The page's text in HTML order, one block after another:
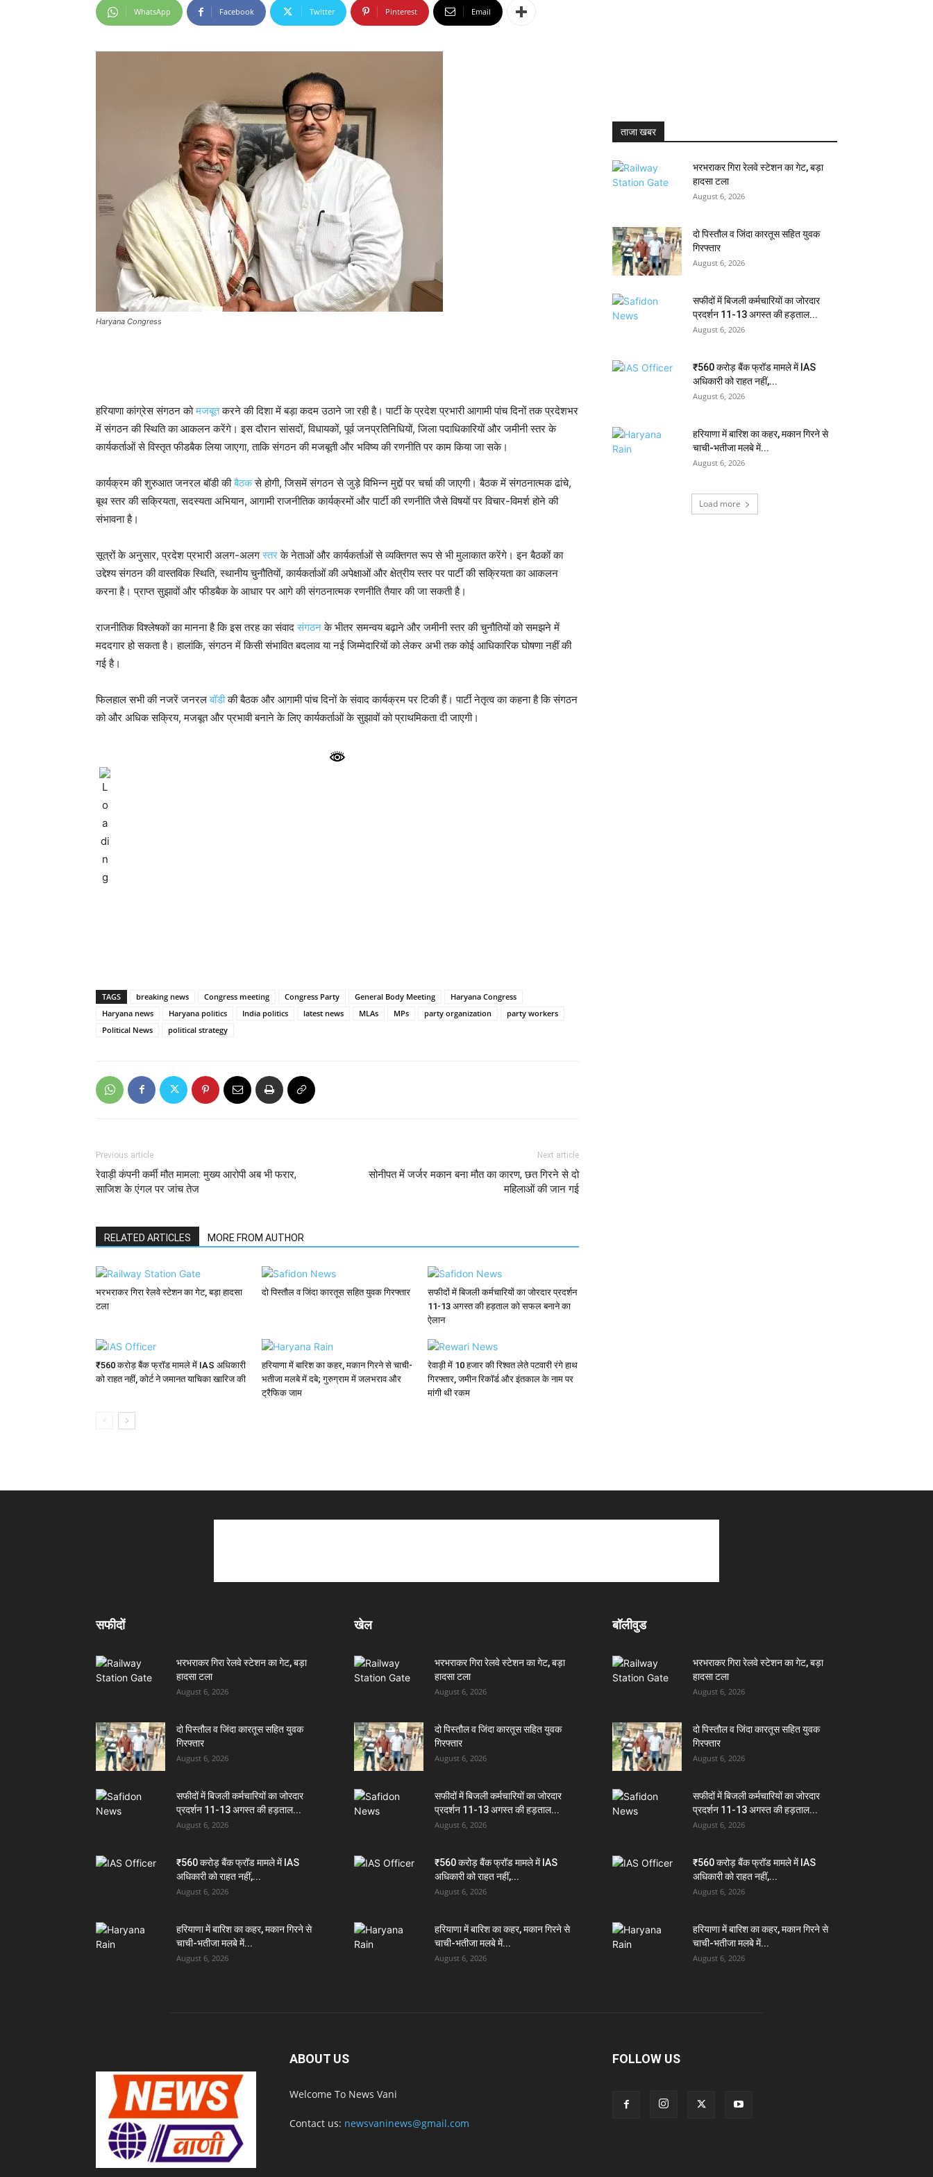
WhatsApp Facebook Twitter Pinterest Email
Haryana Congress
हरियाणा कांग्रेस संगठन कोमजबूतकरने की दिशा में बड़ा कदम उठाने जा रही है। पार्टी के प्रदेश प्रभारी आगामी पांच दिनों तक प्रदेशभर
में संगठन की स्थिति का आकलन करेंगे। इस दौरान सांसदों, विधायकों, पूर्व जनप्रतिनिधियों, जिला पदाधिकारियों और जमीनी स्तर के
कार्यकर्ताओं से विस्तृत फीडबैक लिया जाएगा, ताकि संगठन की मजबूती और भविष्य की रणनीति पर काम किया जा सके।
कार्यक्रम की शुरुआत जनरल बॉडी कीबैठकसे होगी, जिसमें संगठन से जुड़े विभिन्न मुद्दों पर चर्चा की जाएगी। बैठक में संगठनात्मक ढांचे,
बूथ स्तर की सक्रियता, सदस्यता अभियान, आगामी राजनीतिक कार्यक्रमों और पार्टी की रणनीति जैसे विषयों पर विचार-विमर्श होने की
संभावना है।
सूत्रों के अनुसार, प्रदेश प्रभारी अलग-अलगस्तरके नेताओं और कार्यकर्ताओं से व्यक्तिगत रूप से भी मुलाकात करेंगे। इन बैठकों का
उद्देश्य संगठन की वास्तविक स्थिति, स्थानीय चुनौतियों, कार्यकर्ताओं की अपेक्षाओं और क्षेत्रीय स्तर पर पार्टी की सक्रियता का आकलन
करना है। प्राप्त सुझावों और फीडबैक के आधार पर आगे की संगठनात्मक रणनीति तैयार की जा सकती है।
राजनीतिक विश्लेषकों का मानना है कि इस तरह का संवादसंगठनके भीतर समन्वय बढ़ाने और जमीनी स्तर की चुनौतियों को समझने में
मददगार हो सकता है। हालांकि, संगठन में किसी संभावित बदलाव या नई जिम्मेदारियों को लेकर अभी तक कोई आधिकारिक घोषणा नहीं की
गई है।
फिलहाल सभी की नजरें जनरलबॉडीकी बैठक और आगामी पांच दिनों के संवाद कार्यक्रम पर टिकी हैं। पार्टी नेतृत्व का कहना है कि संगठन
को और अधिक सक्रिय, मजबूत और प्रभावी बनाने के लिए कार्यकर्ताओं के सुझावों को प्राथमिकता दी जाएगी।
TAGS breaking news Congress meeting Congress Party General Body Meeting
Haryana Congress
Haryana news
Haryana politics India politics latest news MLAs MPs party organization
party workers
Political News
political strategy
Previous article
रेवाड़ी कंपनी कर्मी मौत मामला: मुख्य आरोपी अब भी फरार,
साजिश के एंगल पर जांच तेज
Next article
सोनीपत में जर्जर मकान बना मौत का कारण, छत गिरने से दो
महिलाओं की जान गई
RELATED ARTICLES MORE FROM AUTHOR
भरभराकर गिरा रेलवे स्टेशन का गेट, बड़ा हादसा
टला
दो पिस्तौल व जिंदा कारतूस सहित युवक गिरफ्तार
सफीदों में बिजली कर्मचारियों का जोरदार प्रदर्शन
11-13 अगस्त की हड़ताल को सफल बनाने का
ऐलान
₹560 करोड़ बैंक फ्रॉड मामले में IAS अधिकारी
को राहत नहीं, कोर्ट ने जमानत याचिका खारिज की
हरियाणा में बारिश का कहर, मकान गिरने से चाची-
भतीजा मलबे में दबे; गुरुग्राम में जलभराव और
ट्रैफिक जाम
रेवाड़ी में 10 हजार की रिश्वत लेते पटवारी रंगे हाथ
गिरफ्तार, जमीन रिकॉर्ड और इंतकाल के नाम पर
मांगी थी रकम
ताजा खबर
भरभराकर गिरा रेलवे स्टेशन का गेट, बड़ा
हादसा टला
August 6, 2026
दो पिस्तौल व जिंदा कारतूस सहित युवक
गिरफ्तार
August 6, 2026
सफीदों में बिजली कर्मचारियों का जोरदार
प्रदर्शन 11-13 अगस्त की हड़ताल...
August 6, 2026
₹560 करोड़ बैंक फ्रॉड मामले में IAS
अधिकारी को राहत नहीं,...
August 6, 2026
हरियाणा में बारिश का कहर, मकान गिरने से
चाची-भतीजा मलबे में...
August 6, 2026
Load more
सफीदों
भरभराकर गिरा रेलवे स्टेशन का गेट, बड़ा
हादसा टला
August 6, 2026
दो पिस्तौल व जिंदा कारतूस सहित युवक
गिरफ्तार
August 6, 2026
सफीदों में बिजली कर्मचारियों का जोरदार
प्रदर्शन 11-13 अगस्त की हड़ताल...
August 6, 2026
₹560 करोड़ बैंक फ्रॉड मामले में IAS
अधिकारी को राहत नहीं,...
August 6, 2026
हरियाणा में बारिश का कहर, मकान गिरने से
चाची-भतीजा मलबे में...
August 6, 2026
खेल
भरभराकर गिरा रेलवे स्टेशन का गेट, बड़ा
हादसा टला
August 6, 2026
दो पिस्तौल व जिंदा कारतूस सहित युवक
गिरफ्तार
August 6, 2026
सफीदों में बिजली कर्मचारियों का जोरदार
प्रदर्शन 11-13 अगस्त की हड़ताल...
August 6, 2026
₹560 करोड़ बैंक फ्रॉड मामले में IAS
अधिकारी को राहत नहीं,...
August 6, 2026
हरियाणा में बारिश का कहर, मकान गिरने से
चाची-भतीजा मलबे में...
August 6, 2026
बॉलीवुड
भरभराकर गिरा रेलवे स्टेशन का गेट, बड़ा
हादसा टला
August 6, 2026
दो पिस्तौल व जिंदा कारतूस सहित युवक
गिरफ्तार
August 6, 2026
सफीदों में बिजली कर्मचारियों का जोरदार
प्रदर्शन 11-13 अगस्त की हड़ताल...
August 6, 2026
₹560 करोड़ बैंक फ्रॉड मामले में IAS
अधिकारी को राहत नहीं,...
August 6, 2026
हरियाणा में बारिश का कहर, मकान गिरने से
चाची-भतीजा मलबे में...
August 6, 2026
ABOUT US
Welcome To News Vani
Contact us: newsvaninews@gmail.com
FOLLOW US